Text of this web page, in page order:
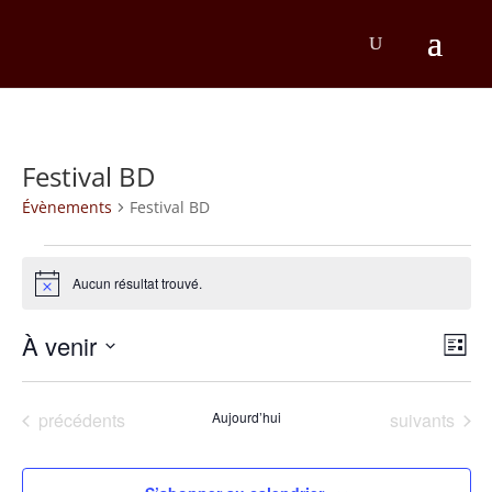
Festival BD
Évènements Festival BD
Évènements
Notice Aucun résultat trouvé.
Liste
À venir
date.Évènements
précédents Aujourd’hui Évènements
suivants